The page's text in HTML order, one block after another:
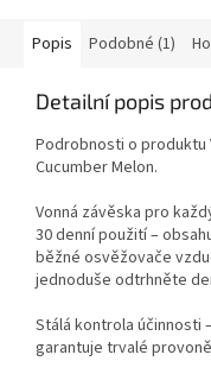
Popis Podobné (1)
Detailní popis
Podrobnosti o produktu
Cucumber Melon.
Vonná závěska pro
30 denní použití –
běžné osvěžovače
jednoduše odtrhněte
Stálá kontrola účinnosti
garantuje trvalé